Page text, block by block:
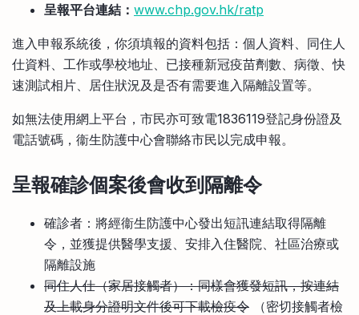
呈報平台連結： www.chp.gov.hk/ratp
進入申報系統後，你須填報的資料包括：個人資料、同住人
仕資料、工作或學校地址、已接種新冠疫苗劑數、病徵、快
速測試相片、居住狀況及是否有需要進入隔離設置等。
如無法使用網上平台，市民亦可致電1836119登記身份證及
電話號碼，衞生防護中心會聯絡市民以完成申報。
呈報確診個案後會收到隔離令
確診者：將經衞生防護中心發出短訊連結取得隔離
令，並獲提供醫學支援、安排入住醫院、社區治療或
隔離設施
同住人仕（家居接觸者）：同樣會獲發短訊，按連結
及上載身分證明文件後可下載檢疫令 （密切接觸者檢